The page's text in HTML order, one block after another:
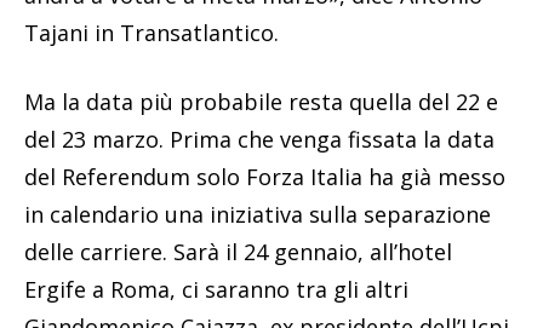
Tajani in Transatlantico.
Ma la data più probabile resta quella del 22 e
del 23 marzo. Prima che venga fissata la data
del Referendum solo Forza Italia ha già messo
in calendario una iniziativa sulla separazione
delle carriere. Sarà il 24 gennaio, all’hotel
Ergife a Roma, ci saranno tra gli altri